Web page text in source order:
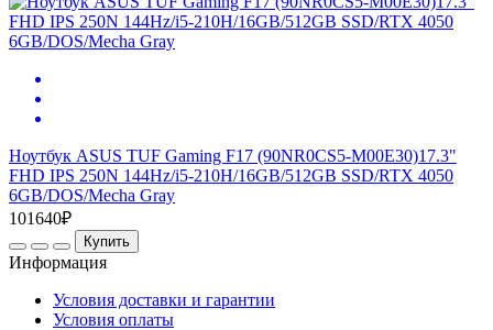
Ноутбук ASUS TUF Gaming F17 (90NR0CS5-M00E30)17.3"
FHD IPS 250N 144Hz/i5-210H/16GB/512GB SSD/RTX 4050
6GB/DOS/Mecha Gray
101640₽
Купить
Информация
Условия доставки и гарантии
Условия оплаты